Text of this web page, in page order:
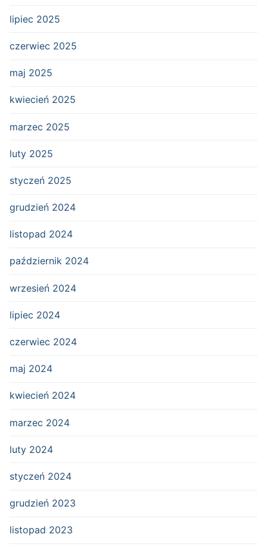
lipiec 2025
czerwiec 2025
maj 2025
kwiecień 2025
marzec 2025
luty 2025
styczeń 2025
grudzień 2024
listopad 2024
październik 2024
wrzesień 2024
lipiec 2024
czerwiec 2024
maj 2024
kwiecień 2024
marzec 2024
luty 2024
styczeń 2024
grudzień 2023
listopad 2023